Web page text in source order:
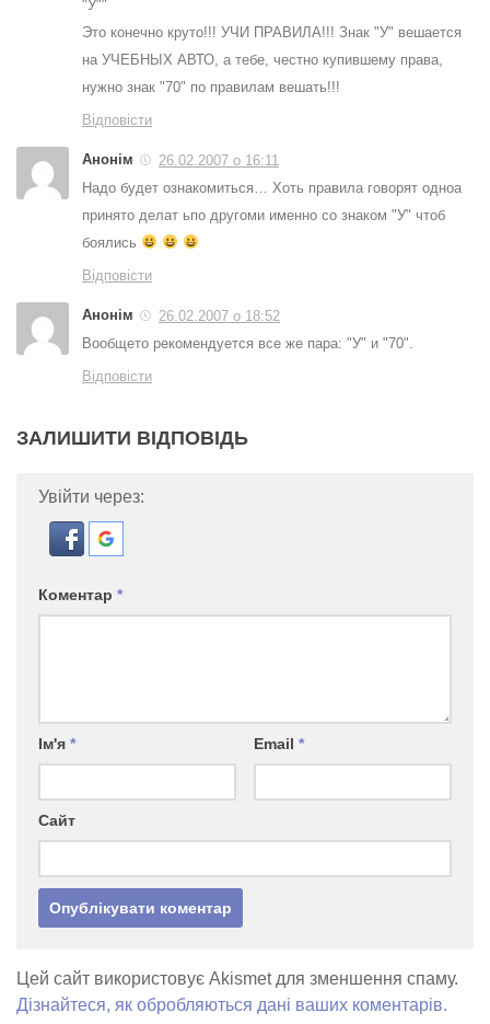
"У""
Это конечно круто!!! УЧИ ПРАВИЛА!!! Знак "У" вешается
на УЧЕБНЫХ АВТО, а тебе, честно купившему права,
нужно знак "70" по правилам вешать!!!
Відповісти
Анонім
26.02.2007 о 16:11
Надо будет ознакомиться… Хоть правила говорят одноа
принято делат ьпо другоми именно со знаком "У" чтоб
боялись
Відповісти
Анонім
26.02.2007 о 18:52
Вообщето рекомендуется все же пара: "У" и "70".
Відповісти
ЗАЛИШИТИ ВІДПОВІДЬ
Увійти через:
Коментар *
Ім'я * Email *
Сайт
Цей сайт використовує Akismet для зменшення спаму.
Дізнайтеся, як обробляються дані ваших коментарів.